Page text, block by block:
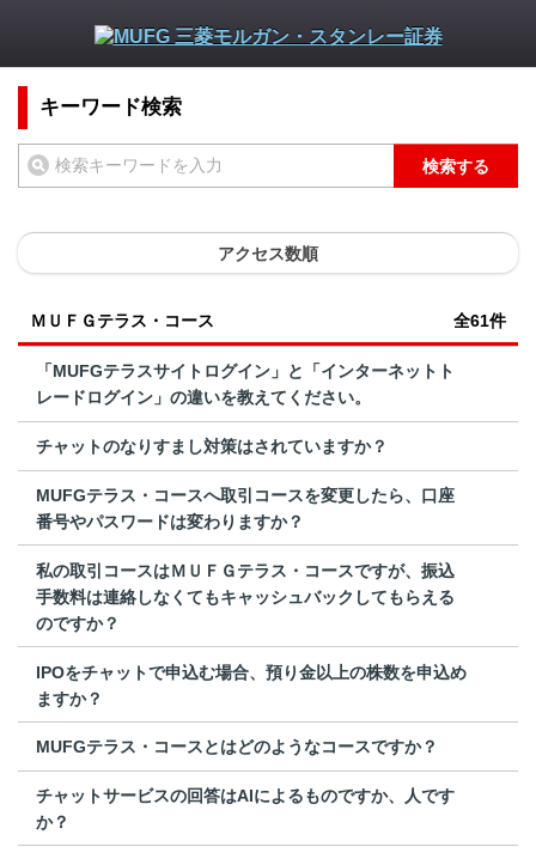
キーワード検索
検索する
アクセス数順
ＭＵＦＧテラス・コース 全61件
「MUFGテラスサイトログイン」と「インターネットト
レードログイン」の違いを教えてください。
チャットのなりすまし対策はされていますか？
MUFGテラス・コースへ取引コースを変更したら、口座
番号やパスワードは変わりますか？
私の取引コースはＭＵＦＧテラス・コースですが、振込
手数料は連絡しなくてもキャッシュバックしてもらえる
のですか？
IPOをチャットで申込む場合、預り金以上の株数を申込め
ますか？
MUFGテラス・コースとはどのようなコースですか？
チャットサービスの回答はAIによるものですか、人です
か？